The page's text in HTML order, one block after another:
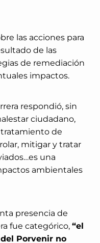
las acciones para
de las
de remediación
impactos.
respondió, sin
ciudadano,
de
mitigar y tratar
una
ambientales
presencia de
fue categórico, “el
Porvenir no